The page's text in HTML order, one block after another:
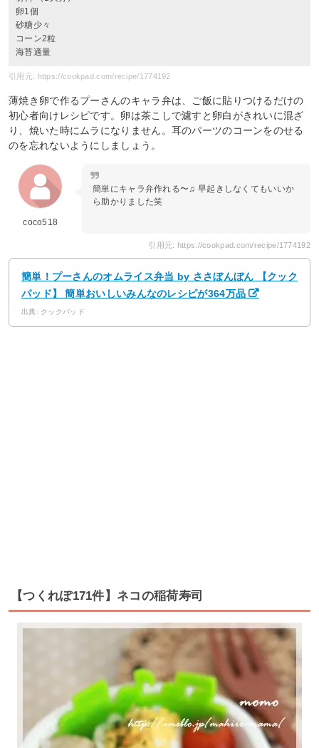
卵1個
砂糖少々
コーン2粒
海苔適量
引用元: https://cookpad.com/recipe/1774192
薄焼き卵で作るプーさんのキャラ弁は、ご飯に貼りつけるだけの
初心者向けレシピです。卵は茶こしで濾すと卵白がきれいに混ざ
り、焼いた時にムラになりません。耳のパーツのコーンをのせる
のを忘れないようにしましょう。
coco518
簡単にキャラ弁作れる〜♫ 早起きしなくてもいいか
ら助かりました笑
引用元: https://cookpad.com/recipe/1774192
簡単！プーさんのオムライス弁当 by ささぼんぼん 【クック
パッド】 簡単おいしいみんなのレシピが364万品
出典: クックパッド
【つくれぽ171件】ネコの稲荷寿司